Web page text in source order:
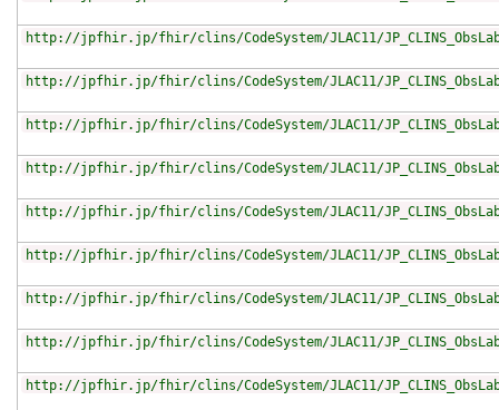
http://jpfhir.jp/fhir/clins/CodeSystem/JLAC11/
http://jpfhir.jp/fhir/clins/CodeSystem/JLAC11/
http://jpfhir.jp/fhir/clins/CodeSystem/JLAC11/
http://jpfhir.jp/fhir/clins/CodeSystem/JLAC11/
http://jpfhir.jp/fhir/clins/CodeSystem/JLAC11/
http://jpfhir.jp/fhir/clins/CodeSystem/JLAC11/
http://jpfhir.jp/fhir/clins/CodeSystem/JLAC11/
http://jpfhir.jp/fhir/clins/CodeSystem/JLAC11/
http://jpfhir.jp/fhir/clins/CodeSystem/JLAC11/